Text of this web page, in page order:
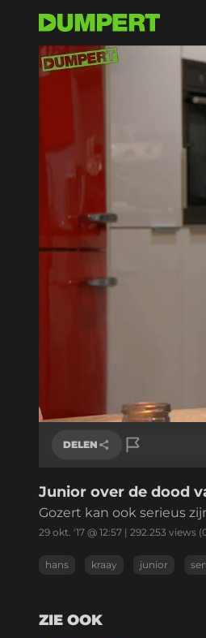
/
DELEN
Link kopiëren
Junior over de dood
Gozert kan ook serieus
29 okt. '17 @ 12:57 | 292.253 views
hans kraay junior
ZIE OOK